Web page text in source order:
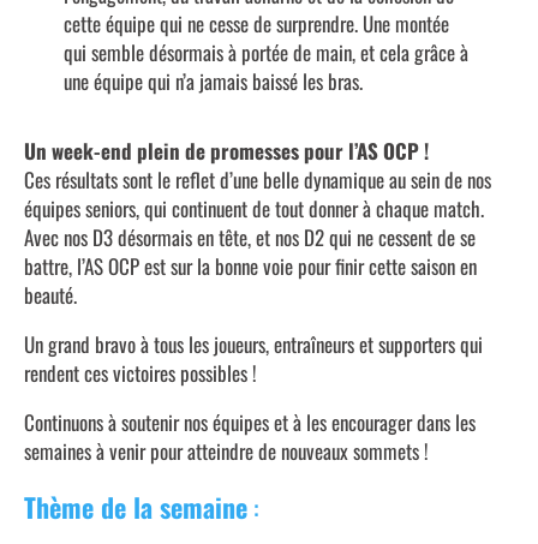
cette équipe qui ne cesse de surprendre. Une montée
qui semble désormais à portée de main, et cela grâce à
une équipe qui n’a jamais baissé les bras.
Un week-end plein de promesses pour l’AS OCP !
Ces résultats sont le reflet d’une belle dynamique au sein de nos
équipes seniors, qui continuent de tout donner à chaque match.
Avec nos D3 désormais en tête, et nos D2 qui ne cessent de se
battre, l’AS OCP est sur la bonne voie pour finir cette saison en
beauté.
Un grand bravo à tous les joueurs, entraîneurs et supporters qui
rendent ces victoires possibles !
Continuons à soutenir nos équipes et à les encourager dans les
semaines à venir pour atteindre de nouveaux sommets !
Thème de la semaine: